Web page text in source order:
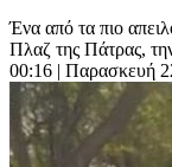
Ένα από τα πιο
Πλαζ της Πάτρας,
00:16 | Παρασκευή